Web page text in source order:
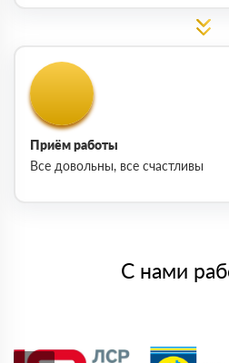
Приём работы
Все довольны, все счастливы
С нами